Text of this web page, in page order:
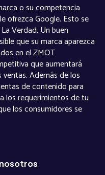
o su competencia
ofrezca Google. Esto se
Verdad. Un buen
que su marca aparezca
en el ZMOT
que aumentará
Además de los
de contenido para
los requerimientos de tu
los consumidores se